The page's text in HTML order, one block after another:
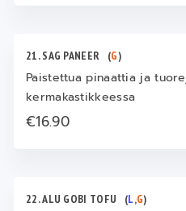
21. SAG PANEER (G)
Paistettua pinaattia ja
kermakastikkeessa
€16.90
22. ALU GOBI TOFU (L,G)